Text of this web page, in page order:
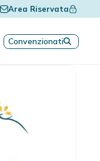
Area Riservata
Convenzionati